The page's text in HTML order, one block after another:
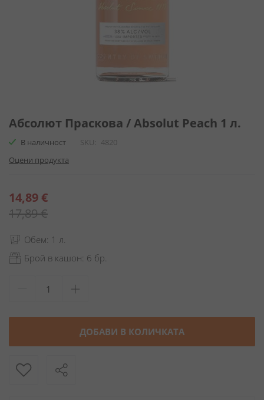
към
на
галерия
със
Абсолют Праскова / Absolut Peach 1 л.
В наличност SKU
4820
Оцени продукта
Специална
цена
14,89 €
17,89 €
Обем: 1 л.
Брой в кашон: 6 бр.
ДОБАВИ В КОЛИЧКАТА